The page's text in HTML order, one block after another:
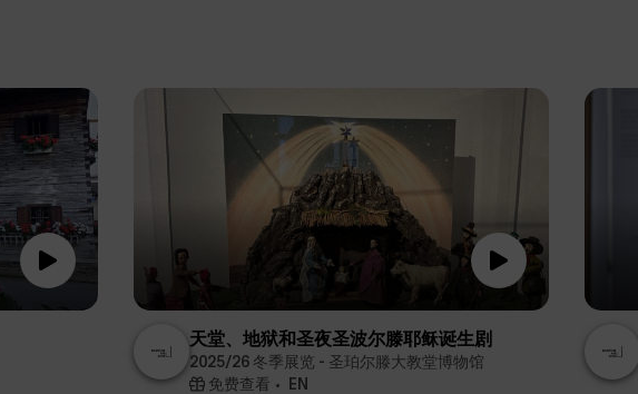
天堂、地狱和圣夜圣波尔滕耶稣诞生剧
2025/26 冬季展览 - 圣珀尔滕大教堂博物馆
免费查看
EN